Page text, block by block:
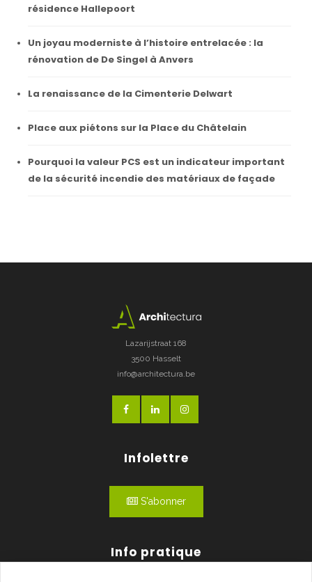
résidence Hallepoort
Un joyau moderniste à l’histoire entrelacée : la
rénovation de De Singel à Anvers
La renaissance de la Cimenterie Delwart
Place aux piétons sur la Place du Châtelain
Pourquoi la valeur PCS est un indicateur important
de la sécurité incendie des matériaux de façade
Lazarijstraat 168
3500 Hasselt
info@architectura.be
Infolettre
S'abonner
Info pratique